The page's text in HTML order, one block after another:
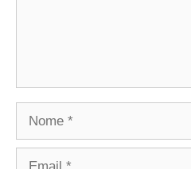
Nome
Email